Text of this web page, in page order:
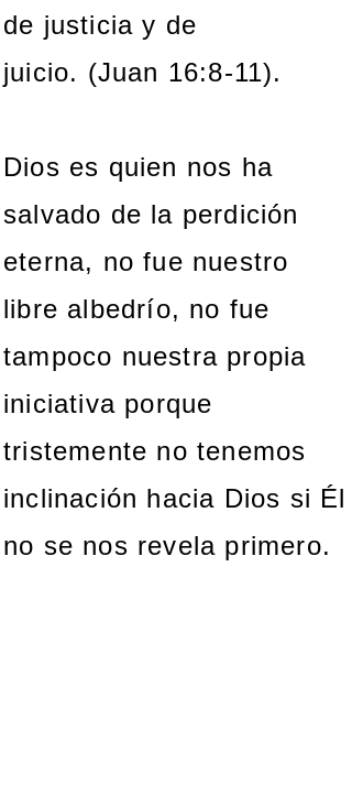
de justicia y de
juicio. (Juan 16:8-11).
Dios es quien nos ha
salvado de la perdición
eterna, no fue nuestro
libre albedrío, no fue
tampoco nuestra propia
iniciativa porque
tristemente no tenemos
inclinación hacia Dios si Él
no se nos revela primero.